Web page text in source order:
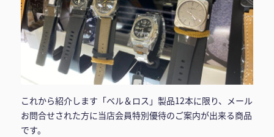
これから紹介します「ベル＆ロス」製品12本に限り、メール
お問合せされた方に当店会員特別優待のご案内が出来る商品
です。